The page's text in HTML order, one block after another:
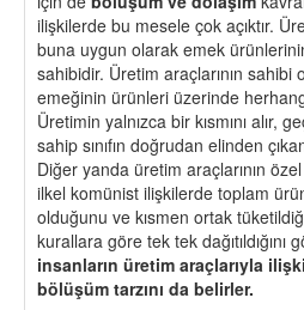
ilişkilerde bu mesele çok açıktır.
buna uygun olarak emek
sahibidir. Üretim araçlarının sahibi
emeğinin ürünleri üzerinde
Üretimin yalnızca bir kısmını alır,
sahip sınıfın doğrudan elinden
Diğer yanda üretim araçlarının
ilkel komünist ilişkilerde toplam
olduğunu ve kısmen ortak
kurallara göre tek tek dağıtıldığını
insanların üretim araçlarıyla
bölüşüm tarzını da belirler.